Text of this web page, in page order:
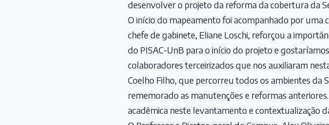
desenvolver o projeto da reforma da cobertura da
O início do mapeamento foi acompanhado por uma
chefe de gabinete, Eliane Loschi, reforçou a
do PISAC-UnB para o início do projeto e
colaboradores terceirizados que nos auxiliaram
Coelho Filho, que percorreu todos os ambientes
rememorado as manutenções e reformas
acadêmica neste levantamento e contextualização